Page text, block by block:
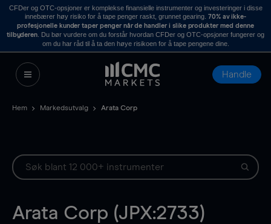
CFDer og OTC-opsjoner er komplekse finansielle instrumenter og investeringer i disse
innebærer høy risiko for å tape penger raskt, grunnet gearing. 70% av ikke-
profesjonelle kunder taper penger når de handler i slike produkter med denne
tilbyderen . Du bør vurdere om du forstår hvordan CFDer og OTC-opsjoner fungerer og
om du har råd til å ta den høye risikoen for å tape pengene dine.
Handle
Hem Markedsutvalg Arata Corp
Arata Corp (JPX:2733)